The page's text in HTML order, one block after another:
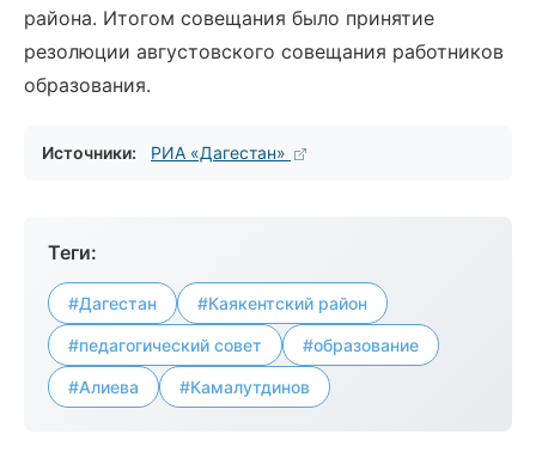
района. Итогом совещания было принятие
резолюции августовского совещания работников
образования.
Источники: РИА «Дагестан»
Теги:
#Дагестан #Каякентский район
#педагогический совет #образование
#Алиева #Камалутдинов